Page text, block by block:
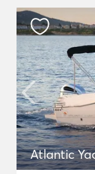
Atlantic